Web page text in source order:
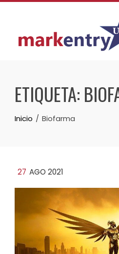
Skip
ETIQUETA:
Inicio Biofarma
27 AGO 2021